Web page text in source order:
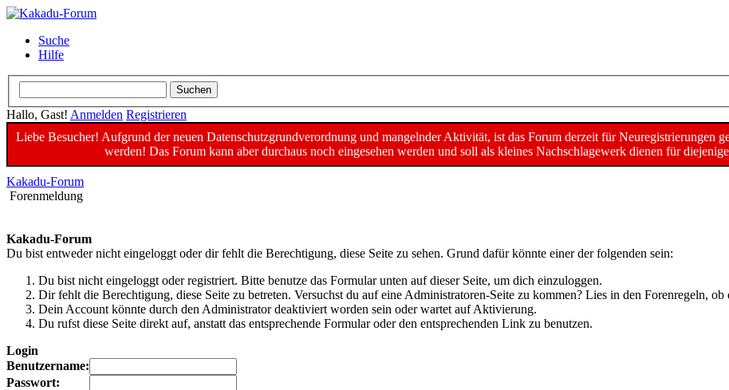
Suche
Hilfe
Hallo, Gast! Anmelden Registrieren
Liebe Besucher! Aufgrund der neuen Datenschutzgrundverordnung und mangelnder Aktivität, ist das Forum derzeit für Neuregistrierungen
werden! Das Forum kann aber durchaus noch eingesehen werden und soll als kleines Nachschlagewerk dienen für
Kakadu-Forum
Forenmeldung
Kakadu-Forum
Du bist entweder nicht eingeloggt oder dir fehlt die Berechtigung, diese Seite zu sehen. Grund dafür könnte einer der folgenden sein:
Du bist nicht eingeloggt oder registriert. Bitte benutze das Formular unten auf dieser Seite, um dich einzuloggen.
Dir fehlt die Berechtigung, diese Seite zu betreten. Versuchst du auf eine Administratoren-Seite zu kommen? Lies in den Forenregeln,
Dein Account könnte durch den Administrator deaktiviert worden sein oder wartet auf Aktivierung.
Du rufst diese Seite direkt auf, anstatt das entsprechende Formular oder den entsprechenden Link zu benutzen.
Login
Benutzername:
Passwort: